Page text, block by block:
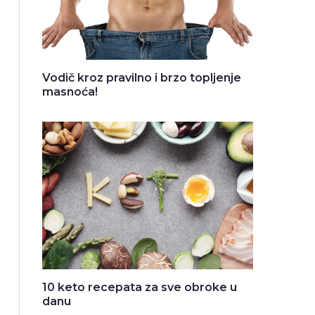
Vodič kroz pravilno i brzo topljenje
masnoća!
10 keto recepata za sve obroke u
danu